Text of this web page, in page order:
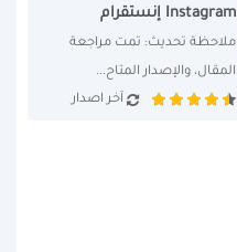
Instagram إنستقرام
المقال، والإصدار المتاح...
آخر اصدار